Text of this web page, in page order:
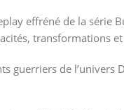
effréné de la
transformations
guerriers de l’univers